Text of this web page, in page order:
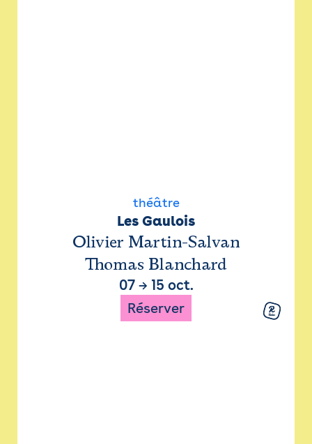
théâtre
Les Gaulois
Olivier Martin-Salvan
Thomas Blanchard
07→ 15 oct.
Réserver